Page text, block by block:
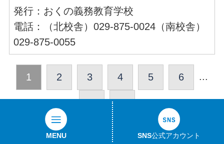
MENU SNS公式アカウント
発行：おくの義務教育学校
電話：（北校舎）029-875-0024（南校舎）
029-875-0055
1 2 3 4 5 6 ...
59 >>
お問い合わせ このサイトについて